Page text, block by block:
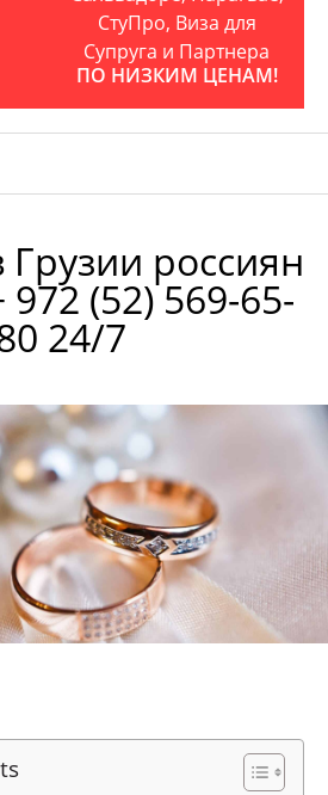
СтуПро, Виза для
Супруга и Партнера
ПО НИЗКИМ ЦЕНАМ!
россиян
972 (52) 569-65-
24/7